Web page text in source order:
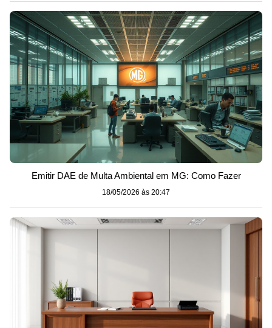
Emitir DAE de Multa Ambiental em MG: Como Fazer
18/05/2026 às 20:47